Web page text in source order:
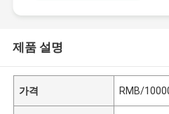
제품 설명
가격 RMB/